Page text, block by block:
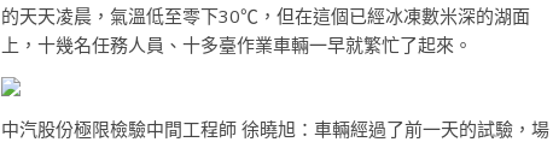
的天天凌晨，氣溫低至零下30℃，但在這個已經冰凍數米深的湖面
上，十幾名任務人員、十多臺作業車輛一早就繁忙了起來。
中汽股份極限檢驗中間工程師 徐曉旭：車輛經過了前一天的試驗，場